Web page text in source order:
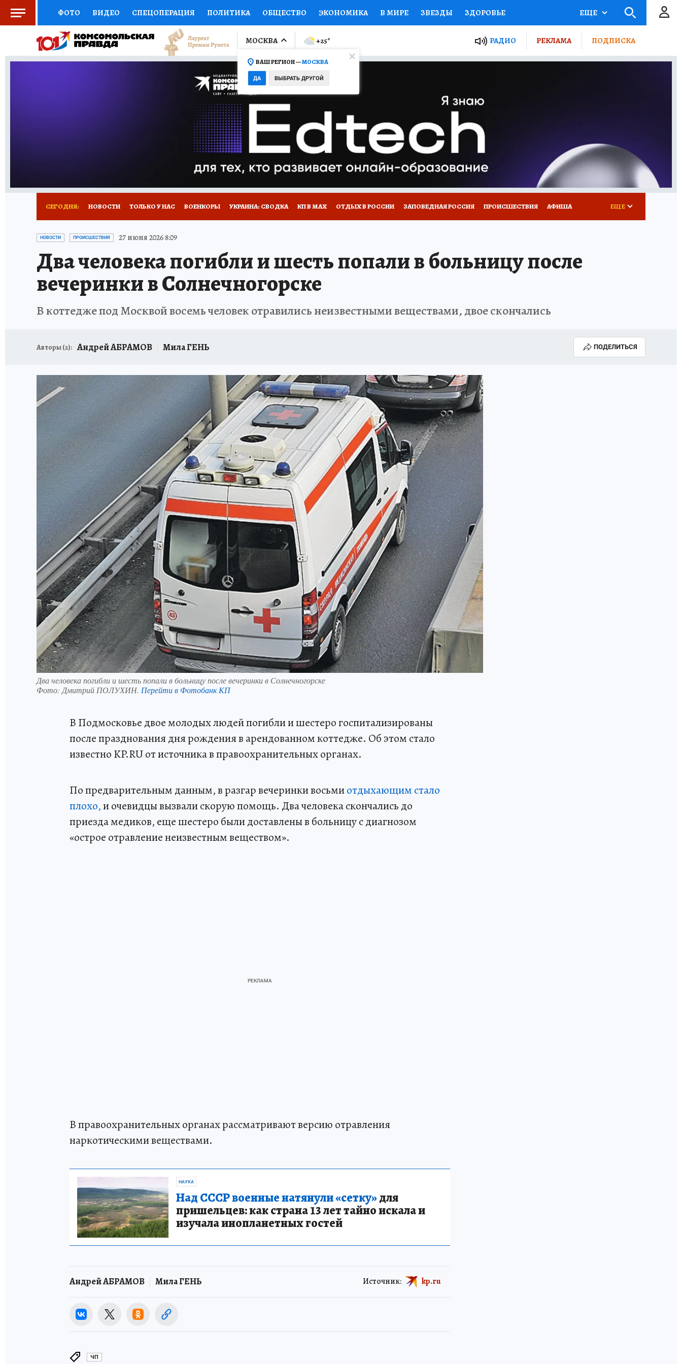
ФОТО ВИДЕО СПЕЦОПЕРАЦИЯ ПОЛИТИКА ОБЩЕСТВО ЭКОНОМИКА В МИРЕ ЗВЕЗДЫ ЗДОРОВЬЕ
СОЦПОДДЕРЖКА НАУКА СПОРТ КОЛУМНИСТЫ ПРОИСШЕСТВИЯ НАЦИОНАЛЬНЫЕ ПРОЕКТЫ РОССИИ АФИША
ВЫБОР ЭКСПЕРТОВ ДОКТОР ФИНАНСЫ ОТКРЫВАЕМ МИР Я ЗНАЮ СЕМЬЯ ЖЕНСКИЕ СЕКРЕТЫ ПУТЕВОДИТЕЛЬ
ПРОГНОЗЫ НА СПОРТ ПРОМОКОДЫ СЕРИАЛЫ
ТЕЛЕВИЗОР КОЛЛЕКЦИИ КОНКУРСЫ ГИД ПОТРЕБИТЕЛЯ
НОВОЕ НА САЙТЕ
ЕЩЕ
МОСКВА
ВАШ РЕГИОН —МОСКВА
ДА ВЫБРАТЬ ДРУГОЙ
+25° РАДИО РЕКЛАМА ПОДПИСКА
СЕГОДНЯ: НОВОСТИ ТОЛЬКО У НАС ВОЕНКОРЫ УКРАИНА: СВОДКА КП В МАХ ОТДЫХ В РОССИИ ЗАПОВЕДНАЯ РОССИЯ ПРОИСШЕСТВИЯ АФИША
ИСПЫТАНО НА СЕБЕ
ЕЩЕ
НОВОСТИ ПРОИСШЕСТВИЯ 27 июня 2026 8:09
Два человека погибли и шесть попали в больницу после
вечеринки в Солнечногорске
В коттедже под Москвой восемь человек отравились неизвестными веществами, двое скончались
Авторы (2): Андрей АБРАМОВ Мила ГЕНЬ ПОДЕЛИТЬСЯ
Два человека погибли и шесть попали в больницу после вечеринки в Солнечногорске
Фото: Дмитрий ПОЛУХИН. Перейти в Фотобанк КП
В Подмосковье двое молодых людей погибли и шестеро госпитализированы
после празднования дня рождения в арендованном коттедже. Об этом стало
известно KP.RU от источника в правоохранительных органах.
По предварительным данным, в разгар вечеринки восьмиотдыхающим стало
плохо,и очевидцы вызвали скорую помощь. Два человека скончались до
приезда медиков, еще шестеро были доставлены в больницу с диагнозом
«острое отравление неизвестным веществом».
В правоохранительных органах рассматривают версию отравления
наркотическими веществами.
НАУКА
Над СССР военные натянули «сетку»для
пришельцев: как страна 13 лет тайно искала и
изучала инопланетных гостей
Андрей АБРАМОВ Мила ГЕНЬ Источник: kp.ru
ЧП